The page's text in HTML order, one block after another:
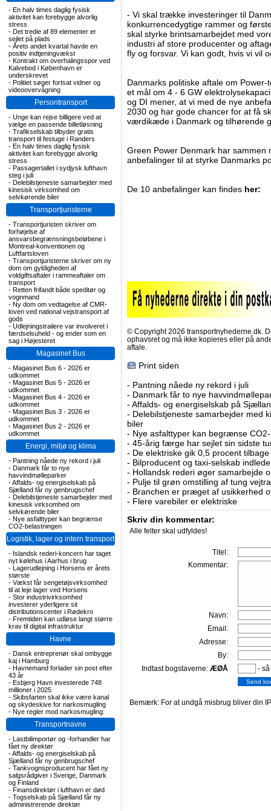
- En halv times daglig fysisk
aktivitet kan forebygge alvorlig
stress
- Det tredie af 89 elementer er
sejlet på plads
- Årets andet kvartal havde en
positiv indtjeningvækst
- Kontrakt om overhalingsspor ved
Kalvebod i København er
underskrevet
- Politiet søger fortsat vidner og
videoovervågning
Persontransport
- Unge kan rejse billigere ved at
vælge en passende billetløsning
- Trafikselskab tilbyder gratis
transport til festuge i Randers
- En halv times daglig fysisk
aktivitet kan forebygge alvorlig
stress
- Passagertallet i sydjysk lufthavn
steg i juli
- Delebilstjeneste samarbejder med
kinesisk virksomhed om
selvkørende biler
Transportjuristerne
- Transportjuristen skriver om
forhøjelse af
ansvarsbegrænsningsbeløbene i
Montreal-konventionen og
Luftfartsloven
- Transportjuristerne skriver om ny
dom om gyldigheden af
voldgiftsaftaler i rammeaftaler om
transport
- Retten frifandt både speditør og
vognmand
- Ny dom om vedtagelse af CMR-
loven ved national vejstransport af
gods
- Udlejningstrailere var involveret i
færdselsuheld - og ender som en
sag i Højesteret
Magasinet Bus
- Magasinet Bus 6 - 2026 er
udkommet
- Magasinet Bus 5 - 2026 er
udkommet
- Magasinet Bus 4 - 2026 er
udkommet
- Magasinet Bus 3 - 2026 er
udkommet
- Magasinet Bus 2 - 2026 er
udkommet
Energi, miljø og klima
- Pantning nåede ny rekord i juli
- Danmark får to nye
havvindmølleparker
-Affalds- og energiselskab på
Sjælland får ny genbrugschef
- Delebilstjeneste samarbejder med
kinesisk virksomhed om
selvkørende biler
- Nye asfalttyper kan begrænse
CO2-belastningen
Logistik, lager og intern transport
- Islandsk rederi-koncern har taget
nyt kølehus i Aarhus i brug
- Lagerudlejning i Horsens er årets
største
- Vækst får sengetøjsvirksomhed
til at leje lager ved Horsens
- Stor industrivirksomhed
investerer yderligere sit
distributionscenter i Rødekro
- Fremtiden kan udløse langt større
krav til digital infrastruktur
Havne
- Dansk entreprenør skal ombygge
kaj i Hamburg
- Havnemand forlader sin post efter
43 år
- Esbjerg Havn investerede 748
millioner i 2025
- Skibsfarten skal ikke være kanal
og skydeskive for narkosmugling
- Nye regler mod narkosmugling:
Transportnavne
- Lastbilimportør og -forhandler har
fået ny direktør
-Affalds- og energiselskab på
Sjælland får ny genbrugschef
- Tankvognsproducent har fået ny
salgsrådgiver i Sverige, Danmark
og Finland
- Finansdirektør i lufthavn er død
- Togselskab på Sjælland får ny
administrerende direktør
- Vi skal trække investeringer til
konkurrencedygtige rammer og
skal styrke brintsamarbejdet med
industri af store producenter og
fly og forsvar. Vi kan godt, hvis vi vil
Danmarks politiske aftale om
et mål om 4 - 6 GW
og DI mener, at vi med de nye
2030 og har gode chancer for at få
værdikæde i Danmark og tilhørende
Green Power Denmark har sammen
anbefalinger til at styrke Danmarks
De 10 anbefalinger kan findes her:
© Copyright 2026 transportnyhederne.dk.
ophavsret og må ikke kopieres eller på
aftale.
Print siden
- Pantning nåede ny rekord i juli
- Danmark får to nye
- Affalds- og energiselskab på
- Delebilstjeneste samarbejder med
biler
- Nye asfalttyper kan begrænse
- 45-årig færge har sejlet sin sidste
- De elektriske gik 0,5 procent tilbage
- Bilproducent og taxi-selskab
- Hollandsk rederi øger samarbejde
- Pulje til grøn omstilling af tung
- Branchen er præget af usikkerhed
- Flere varebiler er elektriske
Skriv din kommentar:
Alle felter skal udfyldes!
Titel:
Kommentar:
Navn:
Email:
Adresse:
By:
Indtast bogstaverne: ÆØÅ -
Bemærk: For at undgå misbrug bliver din